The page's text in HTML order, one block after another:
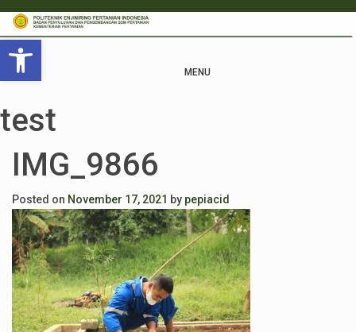
Open toolbar
MENU
test
IMG_9866
Posted on November 17, 2021 by pepiacid